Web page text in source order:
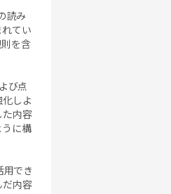
読み
てい
を含
び点
しよ
た内容
に構
でき
だ内容